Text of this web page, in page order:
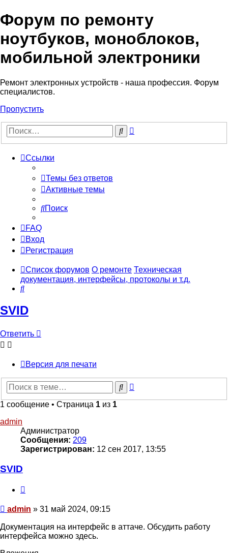
Регистрация
Форум по ремонту
ноутбуков, моноблоков,
мобильной электроники
Ремонт электронных устройств - наша профессия. Форум
специалистов.
Пропустить
Поиск
Ссылки
Темы без ответов
Активные темы
Поиск
FAQ
Вход
Регистрация
Список форумов О ремонте Техническая
документация, интерфейсы, протоколы и т.д.
Поиск
SVID
Ответить
Ответить
Версия для печати
Поиск
1 сообщение • Страница 1 из 1
admin
Администратор
Сообщения: 209
Зарегистрирован: 12 сен 2017, 13:55
SVID
Сообщение
admin » 31 май 2024, 09:15
Документация на интерфейс в аттаче. Обсудить работу
интерфейса можно здесь.